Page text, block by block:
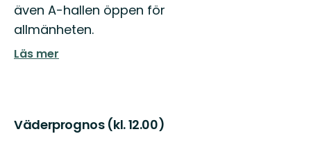
även A-hallen öppen för
allmänheten.
Läs mer
Väderprognos (kl. 12.00)